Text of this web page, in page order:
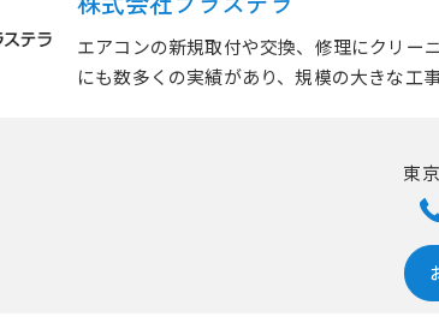
エアコンの新規取付や交換、修理にクリー
にも数多くの実績があり、規模の大きな工
東